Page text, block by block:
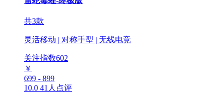
共3款
灵活移动 | 对称手型 | 无线电竞
关注指数602
￥
699 - 899
10.0 41人点评